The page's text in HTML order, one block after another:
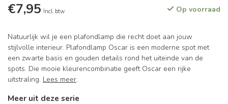
€7,95 Incl. btw Op voorraad
Natuurlijk wil je een plafondlamp die recht doet aan jouw
stijlvolle interieur. Plafondlamp Oscar is een moderne spot met
een zwarte basis en gouden details rond het uiteinde van de
spots. Die mooie kleurencombinatie geeft Oscar een rijke
uitstraling. Lees meer.
Meer uit deze serie